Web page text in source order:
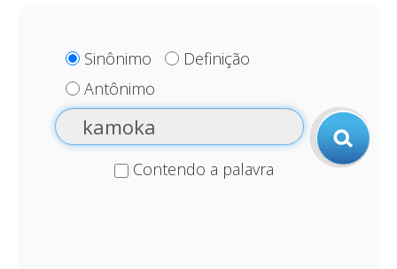
Sinônimo
Definição
Antônimo
Contendo a palavra